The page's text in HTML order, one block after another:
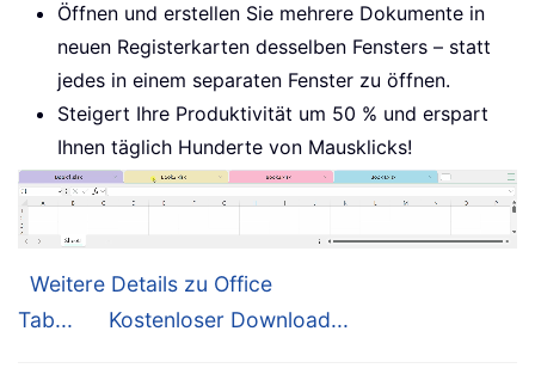
Öffnen und erstellen Sie mehrere Dokumente in
neuen Registerkarten desselben Fensters – statt
jedes in einem separaten Fenster zu öffnen.
Steigert Ihre Produktivität um 50 % und erspart
Ihnen täglich Hunderte von Mausklicks!
Weitere Details zu Office
Tab...
Kostenloser Download...